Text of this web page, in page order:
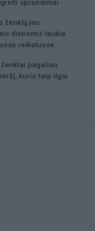
sprendimai
ženklų jau
dienomis laukia
reikaluose
pagaliau
kurio taip ilgai